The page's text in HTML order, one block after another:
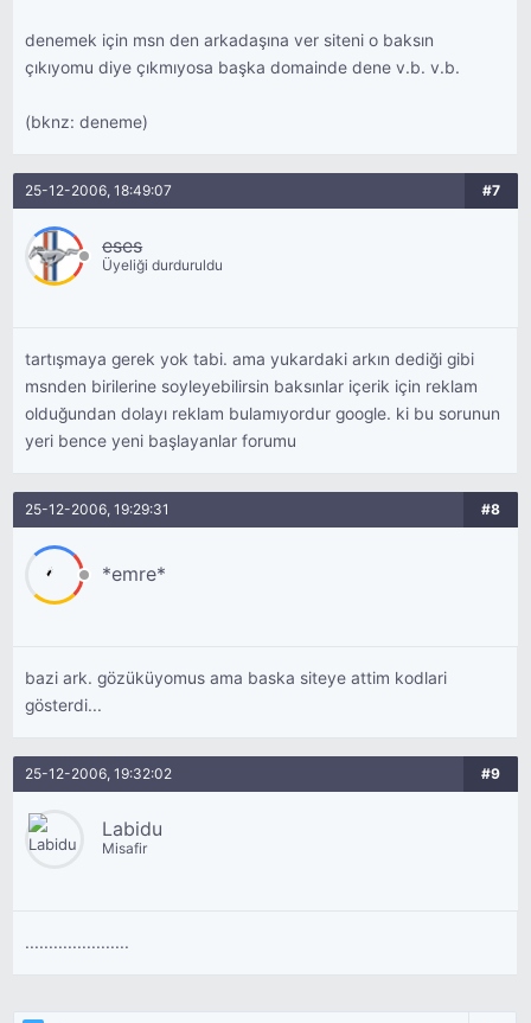
denemek için msn den arkadaşına ver siteni o baksın
çıkıyomu diye çıkmıyosa başka domainde dene v.b. v.b.
(bknz: deneme)
25-12-2006, 18:49:07 #7
eses
Üyeliği durduruldu
tartışmaya gerek yok tabi. ama yukardaki arkın dediği gibi
msnden birilerine soyleyebilirsin baksınlar içerik için reklam
olduğundan dolayı reklam bulamıyordur google. ki bu sorunun
yeri bence yeni başlayanlar forumu
25-12-2006, 19:29:31 #8
*emre*
bazi ark. gözüküyomus ama baska siteye attim kodlari
gösterdi...
25-12-2006, 19:32:02 #9
Labidu
Misafir
......................